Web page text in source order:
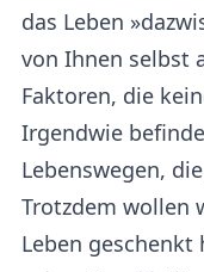
das Leben
von Ihnen selbst
Faktoren, die
Irgendwie
Lebenswegen,
Trotzdem wollen
Leben